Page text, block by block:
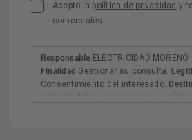
Acepto la política de privacidad y
comerciales
Responsable ELECTRICIDAD MORENO
Finalidad Gestionar su consulta.
Consentimiento del interesado.